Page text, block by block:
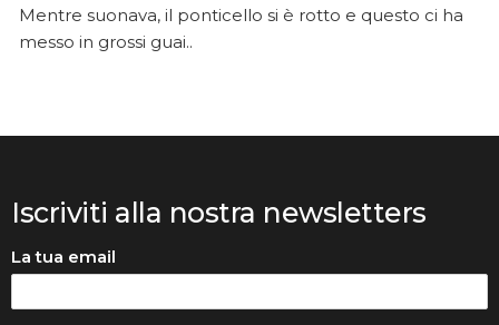
Mentre suonava, il ponticello si è rotto e questo ci ha
messo in grossi guai..
Iscriviti alla nostra newsletters
La tua email